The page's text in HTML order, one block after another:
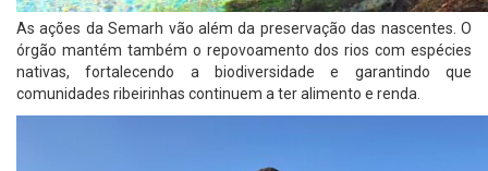
As ações da Semarh vão além da preservação das nascentes. O
órgão mantém também o repovoamento dos rios com espécies
nativas, fortalecendo a biodiversidade e garantindo que
comunidades ribeirinhas continuem a ter alimento e renda.